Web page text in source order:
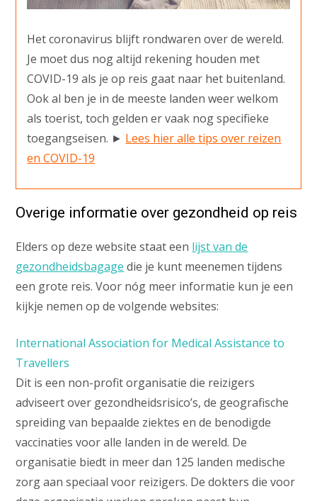
Het coronavirus blijft rondwaren over de wereld.
Je moet dus nog altijd rekening houden met
COVID-19 als je op reis gaat naar het buitenland.
Ook al ben je in de meeste landen weer welkom
als toerist, toch gelden er vaak nog specifieke
toegangseisen. ► Lees hier alle tips over reizen
en COVID-19
Overige informatie over gezondheid op reis
Elders op deze website staat een lijst van de
gezondheidsbagage die je kunt meenemen tijdens
een grote reis. Voor nóg meer informatie kun je een
kijkje nemen op de volgende websites:
International Association for Medical Assistance to
Travellers
Dit is een non-profit organisatie die reizigers
adviseert over gezondheidsrisico’s, de geografische
spreiding van bepaalde ziektes en de benodigde
vaccinaties voor alle landen in de wereld. De
organisatie biedt in meer dan 125 landen medische
zorg aan speciaal voor reizigers. De dokters die voor